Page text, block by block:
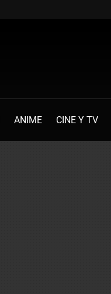
ANIME CINE Y TV